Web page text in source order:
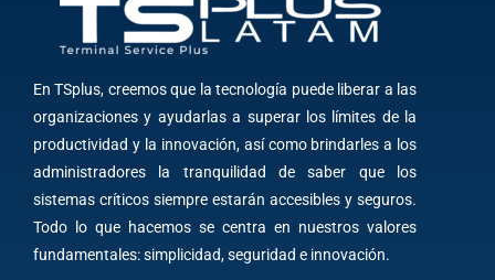
En TSplus, creemos que la tecnología puede liberar a las
organizaciones y ayudarlas a superar los límites de la
productividad y la innovación, así como brindarles a los
administradores la tranquilidad de saber que los
sistemas críticos siempre estarán accesibles y seguros.
Todo lo que hacemos se centra en nuestros valores
fundamentales: simplicidad, seguridad e innovación.